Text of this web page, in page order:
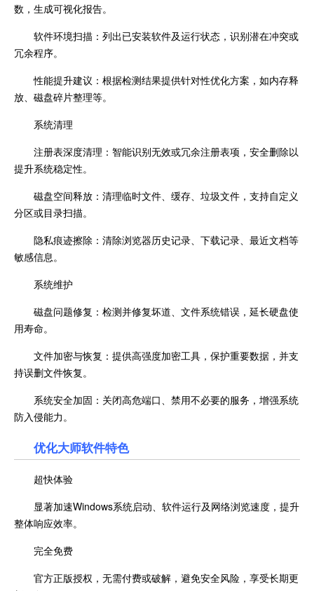
数，生成可视化报告。
软件环境扫描：列出已安装软件及运行状态，识别潜在冲突或
冗余程序。
性能提升建议：根据检测结果提供针对性优化方案，如内存释
放、磁盘碎片整理等。
系统清理
注册表深度清理：智能识别无效或冗余注册表项，安全删除以
提升系统稳定性。
磁盘空间释放：清理临时文件、缓存、垃圾文件，支持自定义
分区或目录扫描。
隐私痕迹擦除：清除浏览器历史记录、下载记录、最近文档等
敏感信息。
系统维护
磁盘问题修复：检测并修复坏道、文件系统错误，延长硬盘使
用寿命。
文件加密与恢复：提供高强度加密工具，保护重要数据，并支
持误删文件恢复。
系统安全加固：关闭高危端口、禁用不必要的服务，增强系统
防入侵能力。
优化大师软件特色
超快体验
显著加速Windows系统启动、软件运行及网络浏览速度，提升
整体响应效率。
完全免费
官方正版授权，无需付费或破解，避免安全风险，享受长期更